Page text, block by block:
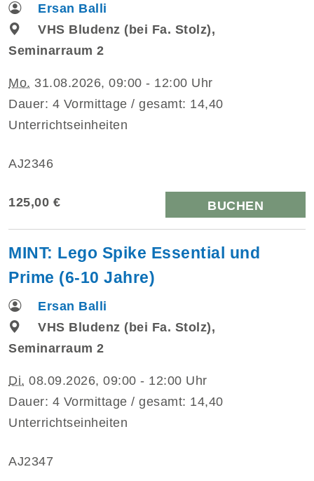
Ersan Balli
VHS Bludenz (bei Fa. Stolz),
Seminarraum 2
Mo. 31.08.2026, 09:00 - 12:00 Uhr
Dauer: 4 Vormittage / gesamt: 14,40
Unterrichtseinheiten
AJ2346
125,00 € BUCHEN
MINT: Lego Spike Essential und
Prime (6-10 Jahre)
Ersan Balli
VHS Bludenz (bei Fa. Stolz),
Seminarraum 2
Di. 08.09.2026, 09:00 - 12:00 Uhr
Dauer: 4 Vormittage / gesamt: 14,40
Unterrichtseinheiten
AJ2347